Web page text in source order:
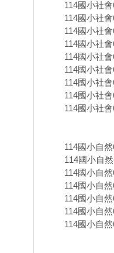
114國小社
114國小社
114國小社
114國小社
114國小社
114國小社
114國小社
114國小社
114國小社
114國小自
114國小自
114國小自
114國小自
114國小自
114國小自
114國小自